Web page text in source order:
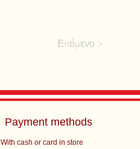
Επόμενο >
Payment methods
With cash or card in store